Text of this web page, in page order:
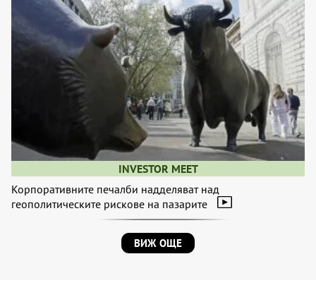
INVESTOR MEET
Корпоративните печалби надделяват над
геополитическите рискове на пазарите
ВИЖ ОЩЕ